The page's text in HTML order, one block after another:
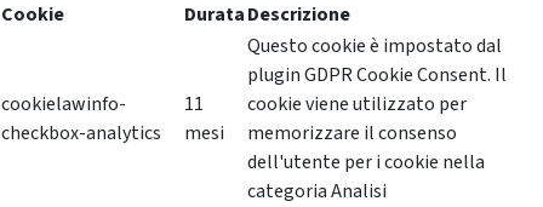
Cookie
DurataDescrizione
cookielawinfo-
checkbox-analytics
11
mesi
Questo cookie è impostato dal
plugin GDPR Cookie Consent. Il
cookie viene utilizzato per
memorizzare il consenso
dell'utente per i cookie nella
categoria Analisi